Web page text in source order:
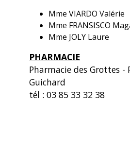
Mme VIARDO Valérie
Mme FRANSISCO
Mme JOLY Laure
PHARMACIE
Pharmacie des Grottes -
Guichard
tél : 03 85 33 32 38